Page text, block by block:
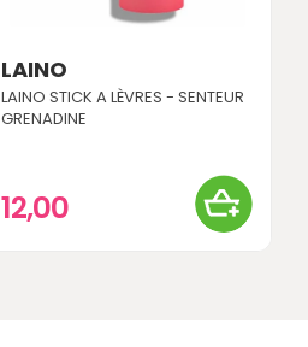
LAINO
LAINO STICK A LÈVRES - SENTEUR
GRENADINE
12,00